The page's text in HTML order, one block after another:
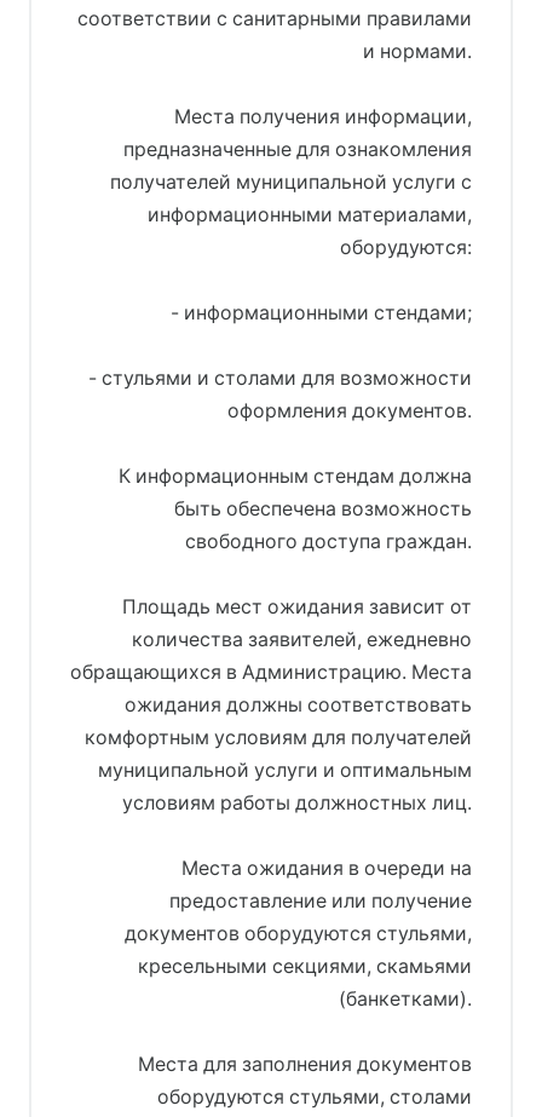
соответствии с санитарными правилами
и нормами.
Места получения информации,
предназначенные для ознакомления
получателей муниципальной услуги с
информационными материалами,
оборудуются:
- информационными стендами;
- стульями и столами для возможности
оформления документов.
К информационным стендам должна
быть обеспечена возможность
свободного доступа граждан.
Площадь мест ожидания зависит от
количества заявителей, ежедневно
обращающихся в Администрацию. Места
ожидания должны соответствовать
комфортным условиям для получателей
муниципальной услуги и оптимальным
условиям работы должностных лиц.
Места ожидания в очереди на
предоставление или получение
документов оборудуются стульями,
кресельными секциями, скамьями
(банкетками).
Места для заполнения документов
оборудуются стульями, столами